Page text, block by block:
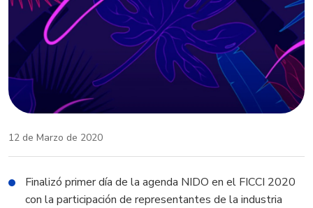
12 de Marzo de 2020
Finalizó primer día de la agenda NIDO en el FICCI 2020
con la participación de representantes de la industria